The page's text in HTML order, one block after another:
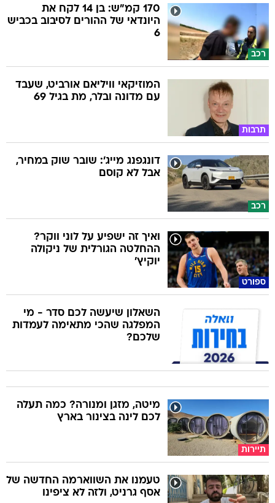
רכב
170 קמ"ש: בן 14 לקח את
היונדאי של ההורים לסיבוב בכביש
6
תרבות
המוזיקאי וויליאם אורביט, שעבד
עם מדונה ובלר, מת בגיל 69
רכב
דונגפנג מייג': שובר שוק במחיר,
אבל לא קוסם
ספורט
ואיך זה ישפיע על לוני ווקר?
ההחלטה הגורלית של ניקולה
יוקיץ'
השאלון שיעשה לכם סדר - מי
המפלגה שהכי מתאימה לעמדות
שלכם?
תיירות
מיטה, מזגן ומנורה? כמה תעלה
לכם לינה בצינור בארץ
טעמנו את השווארמה החדשה של
אסף גרניט, ולזה לא ציפינו